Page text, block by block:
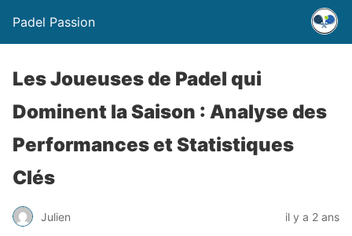
Padel Passion
Les Joueuses de Padel qui
Dominent la Saison : Analyse des
Performances et Statistiques
Clés
Julien il y a 2 ans